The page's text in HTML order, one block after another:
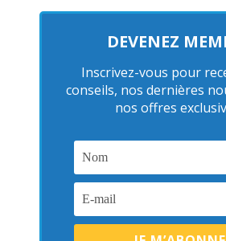
DEVENEZ
Inscrivez-vous pour
conseils, nos dernières
nos offres